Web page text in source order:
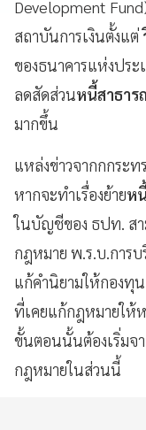
Development
สถาบันการเงินตั้งแต่
ของธนาคารแห่งปร
ลดสัดส่วนหนี้สาธาร
มากขึ้น
แหล่งข่าวจากกกระท
หากจะทำเรื่องย้ายห
ในบัญชีของ ธปท. สา
กฎหมาย พ.ร.บ.การ
แก้คำนิยามให้กองทุ
ที่เคยแก้กฎหมายให้
ขั้นตอนนั้นต้องเริ่มจ
กฎหมายในส่วนนี้